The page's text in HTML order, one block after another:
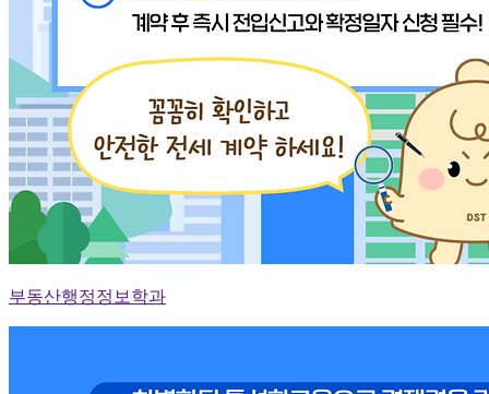
부동산행정정보학과